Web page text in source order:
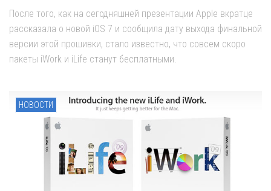
После того, как на сегодняшней презентации Apple вкратце
рассказала о новой iOS 7 и сообщила дату выхода финальной
версии этой прошивки, стало известно, что совсем скоро
пакеты iWork и iLife станут бесплатными.
НОВОСТИ